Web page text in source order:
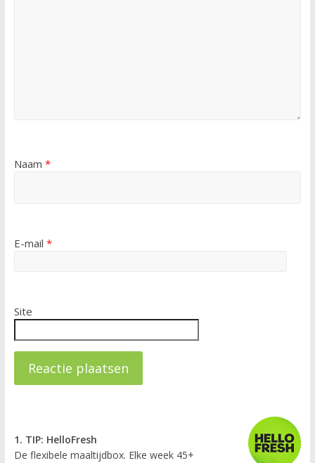
Naam *
E-mail *
Site
1. TIP: HelloFresh
De flexibele maaltijdbox. Elke week 45+